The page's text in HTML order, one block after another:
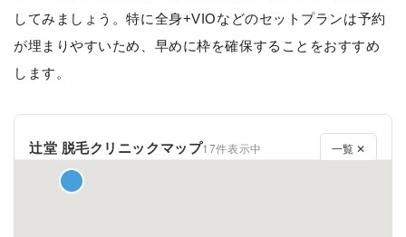
してみましょう。特に全身+VIOなどのセットプランは予約
が埋まりやすいため、早めに枠を確保することをおすすめ
します。
辻堂 脱毛クリニックマップ17件表示中 一覧 ✕